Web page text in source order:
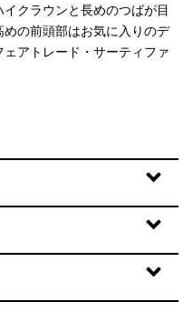
クラウンと長めのつばが目
の前頭部はお気に入りのデ
アトレード・サーティファ